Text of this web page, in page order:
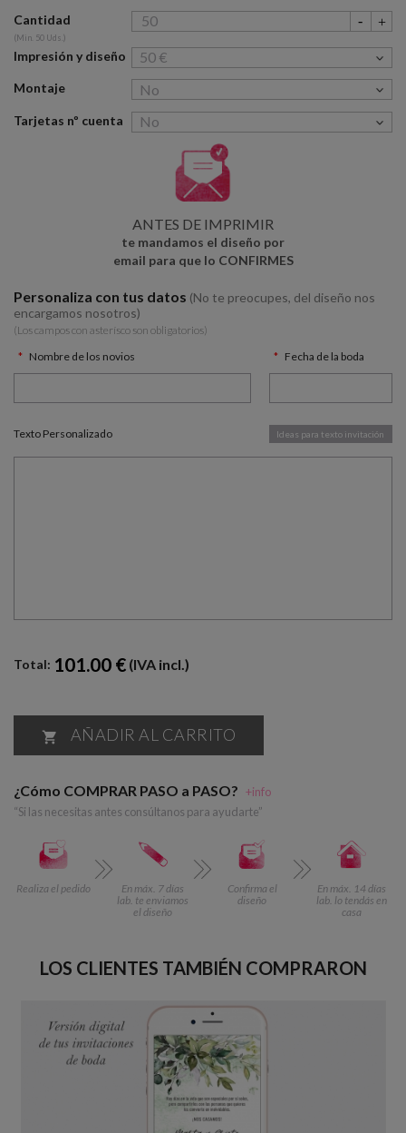
Cantidad
(Min. 50 Uds.)
Impresión y diseño
Montaje
Tarjetas nº cuenta
ANTES DE IMPRIMIR
te mandamos el diseño por
email para que lo CONFIRMES
Personaliza con tus datos (No te preocupes, del diseño nos
encargamos nosotros)
(Los campos con asterísco son obligatorios)
Nombre de los novios
Fecha de la boda
Texto Personalizado Ideas para texto invitación
Total: 101.00 € (IVA incl.)
 AÑADIR AL CARRITO
¿Cómo COMPRAR PASO a PASO? +info
“Si las necesitas antes consúltanos para ayudarte”
Realiza el pedido
En máx. 7 días
lab. te enviamos
el diseño
Confirma el
diseño
En máx. 14 días
lab. lo tendás en
casa
LOS CLIENTES TAMBIÉN COMPRARON